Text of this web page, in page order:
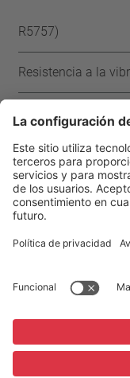
R5757)
Resistencia a la
Aprobaciones
CQC UL VDE
Aviso legal